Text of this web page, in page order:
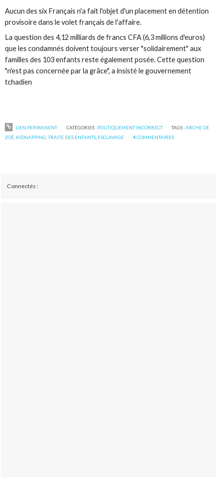
Aucun des six Français n'a fait l'objet d'un placement en détention
provisoire dans le volet français de l'affaire.
La question des 4,12 milliards de francs CFA (6,3 millions d'euros)
que les condamnés doivent toujours verser "solidairement" aux
familles des 103 enfants reste également posée. Cette question
"n'est pas concernée par la grâce", a insisté le gouvernement
tchadien
LIEN PERMANENT CATÉGORIES : POLITIQUEMENT INCORRECT TAGS :ARCHE DE
ZOÉ KIDNAPPING ,TRAITE DES ENFANTS ESCLAVAGE 4COMMENTAIRES
Connectés :